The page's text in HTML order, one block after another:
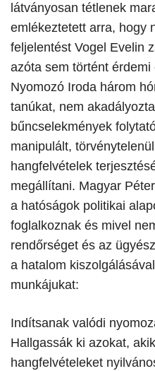
látványosan tétlenek
emlékeztetett arra, hogy
feljelentést Vogel Evelin
azóta sem történt érdemi
Nyomozó Iroda három
tanúkat, nem
bűncselekmények
manipulált,
hangfelvételek
megállítani. Magyar
a hatóságok politikai
foglalkoznak és mivel
rendőrséget és az
a hatalom
munkájukat:
Indítsanak valódi
Hallgassák ki azokat,
hangfelvételeket